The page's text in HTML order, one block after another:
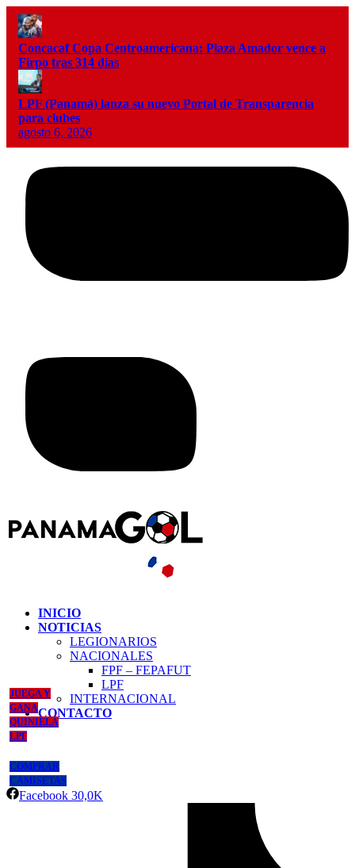
Concacaf Copa Centroamericana: Plaza Amador vence a
Firpo tras 314 días
LPF (Panamá) lanza su nuevo Portal de Transparencia
para clubes
agosto 6, 2026
INICIO
NOTICIAS
LEGIONARIOS
NACIONALES
FPF – FEPAFUT
LPF
INTERNACIONAL
CONTACTO
JUEGA Y
GANA
QUINIELA
LPF
COMPRAR
CAMISETAS
Facebook 30,0K